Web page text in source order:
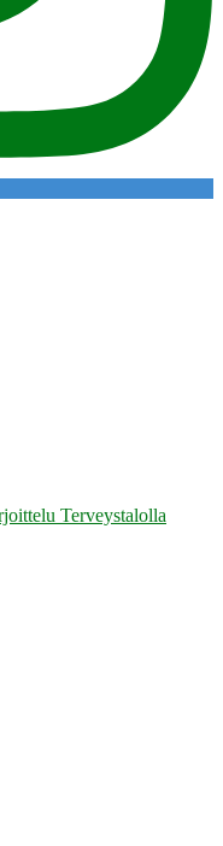
Terveystalolla